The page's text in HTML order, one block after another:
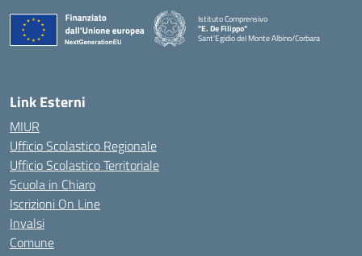
Istituto Comprensivo
"E. De Filippo"
Sant'Egidio del Monte Albino/Corbara
Link Esterni
MIUR
Ufficio Scolastico Regionale
Ufficio Scolastico Territoriale
Scuola in Chiaro
Iscrizioni On Line
Invalsi
Comune